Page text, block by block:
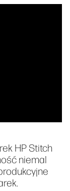
HP Stitch
niemal